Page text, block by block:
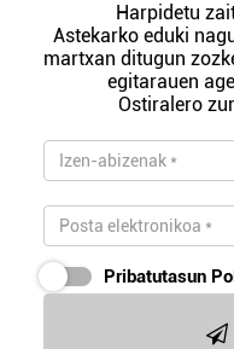
Harpidetu
Astekarko eduki
martxan ditugun
egitarauen
Ostiralero
Pribatutasun